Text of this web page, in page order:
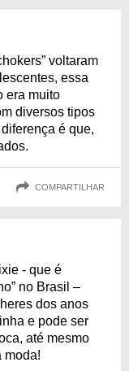
voltaram
essa
era muito
diversos tipos
é que,
COMPARTILHAR
- que é
no Brasil –
dos anos
e pode ser
até mesmo
moda!